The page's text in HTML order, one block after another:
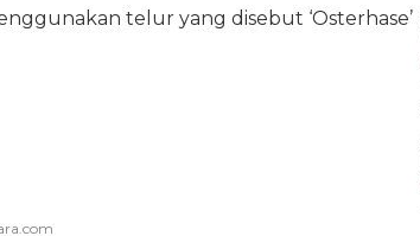
telur yang disebut ‘Osterhase’